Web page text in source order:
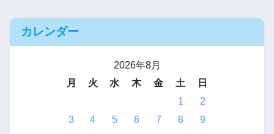
剣と魔法と冒険もの
『エロ本へ書き直されるクー
ル系ロリ魔導書』
【貢ぎマゾシェアハウス～ﾓｳﾆ
ｹﾞﾗﾚﾅｲｿﾞ～】
カレンダー
2026年8月
月
火 水 木 金 土
日
1
2
3
4 5 6 7 8
9